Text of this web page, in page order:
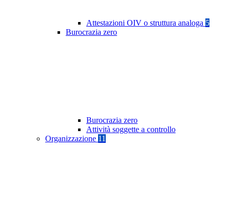
Attestazioni OIV o struttura analoga 5
Burocrazia zero
Burocrazia zero
Attività soggette a controllo
Organizzazione 11